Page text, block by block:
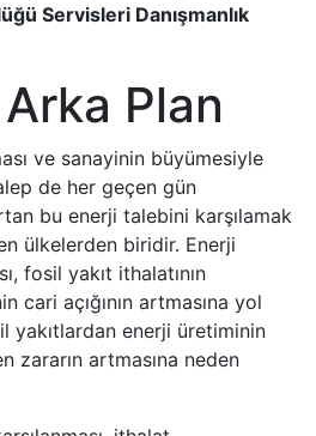
Servisleri Danışmanlık
Plan
ve sanayinin büyümesiyle
de her geçen gün
bu enerji talebini karşılamak
ülkelerden biridir. Enerji
fosil yakıt ithalatının
cari açığının artmasına yol
yakıtlardan enerji üretiminin
zararın artmasına neden